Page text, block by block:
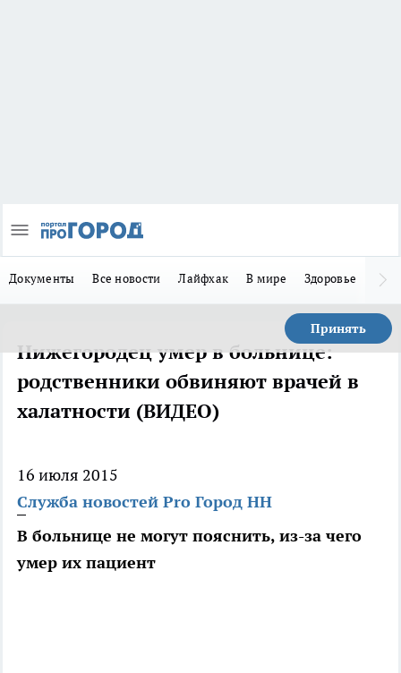
Документы Все новости Лайфхак В мире Здоровье
Принять
Нижегородец умер в больнице:
родственники обвиняют врачей в
халатности (ВИДЕО)
16 июля 2015
Служба новостей Pro Город НН
В больнице не могут пояснить, из-за чего
умер их пациент